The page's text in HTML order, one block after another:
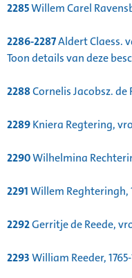
2285Willem Carel
2286-2287Aldert Claess.
Toon details van deze
2288Cornelis Jacobsz. de
2289Kniera Regtering,
2290Wilhelmina
2291Willem Reghteringh,
2292Gerritje de Reede,
2293William Reeder, 1765-